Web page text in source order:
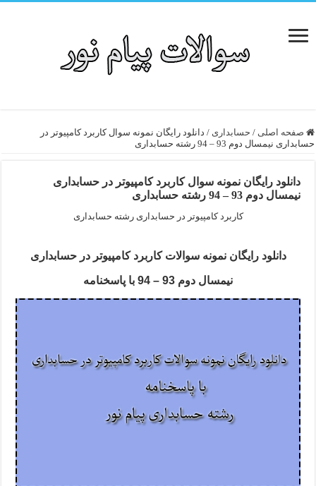
صفحه اصلی / حسابداری / دانلود رایگان نمونه سوال کاربرد کامپیوتر در
حسابداری نیمسال دوم 93 – 94 رشته حسابداری
دانلود رایگان نمونه سوال کاربرد کامپیوتر در حسابداری
نیمسال دوم 93 – 94 رشته حسابداری
کاربرد کامپیوتر در حسابداری رشته حسابداری
دانلود رایگان نمونه سوالات کاربرد کامپیوتر در حسابداری
نیمسال دوم 93 – 94 با پاسخنامه